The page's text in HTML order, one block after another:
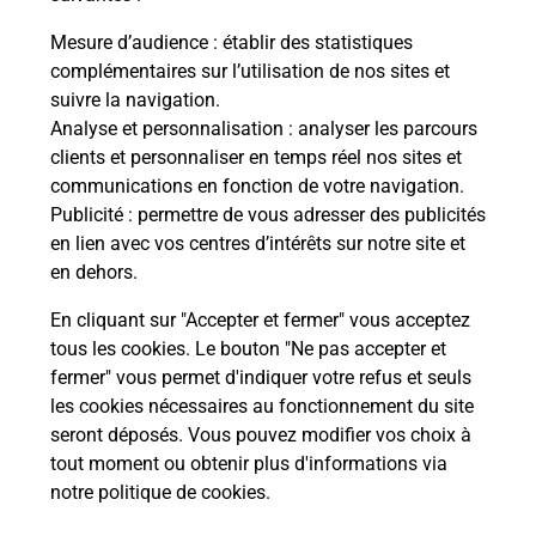
Mesure d’audience : établir des statistiques
complémentaires sur l’utilisation de nos sites et
suivre la navigation.
Analyse et personnalisation : analyser les parcours
clients et personnaliser en temps réel nos sites et
communications en fonction de votre navigation.
Publicité : permettre de vous adresser des publicités
en lien avec vos centres d’intérêts sur notre site et
en dehors.
En cliquant sur "Accepter et fermer" vous acceptez
tous les cookies. Le bouton "Ne pas accepter et
fermer" vous permet d'indiquer votre refus et seuls
les cookies nécessaires au fonctionnement du site
seront déposés. Vous pouvez modifier vos choix à
tout moment ou obtenir plus d'informations via
notre politique de cookies.
Questions fréquemment posées
Comment retourner un colis acheté
en ligne depuis votre boîte aux lettres
?
Comment envoyer un colis ou faire un
retour chez un e-commerçant sans se
déplacer ?
Envoyer un petit colis au meilleur
prix ?